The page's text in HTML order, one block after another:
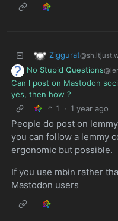
Ziggurat
No Stupid Questions
Can l post on Mastodon
yes, then how ?
1
· 1 year ago
People do post on
you can follow a lemmy
ergonomic but possible.
If you use mbin rather
Mastodon users